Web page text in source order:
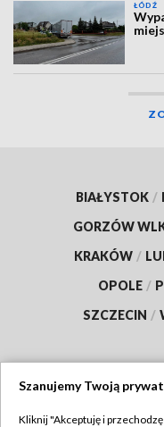
ŁÓDŹ
BIAŁYSTOK /
GORZÓW
KRAKÓW /
OPOLE /
SZCZECIN /
Szanujemy Twoją
Kliknij "Akceptuję i